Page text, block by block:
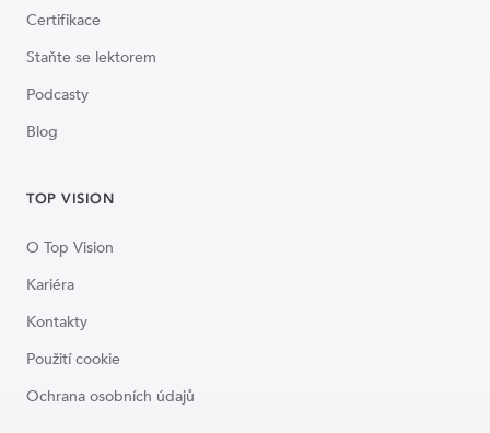
Certifikace
Staňte se lektorem
Podcasty
Blog
TOP VISION
O Top Vision
Kariéra
Kontakty
Použití cookie
Ochrana osobních údajů